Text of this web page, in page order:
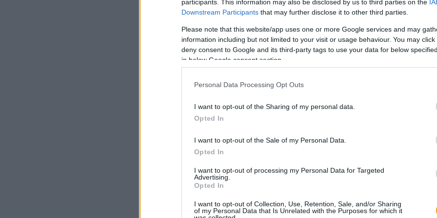
participants. This information may also be disclosed by us to third parties on the
Downstream Participants that may further disclose it to other third parties.
Please note that this website/app uses one or more Google services and may
information including but not limited to your visit or usage behaviour. You may
deny consent to Google and its third-party tags to use your data for below
in below Google consent section.
Personal Data Processing Opt Outs
I want to opt-out of the Sharing of my personal data.
Opted In
I want to opt-out of the Sale of my Personal Data.
Opted In
I want to opt-out of processing my Personal Data for Targeted
Advertising.
Opted In
I want to opt-out of Collection, Use, Retention, Sale, and/or Sharing
of my Personal Data that Is Unrelated with the Purposes for which it
5